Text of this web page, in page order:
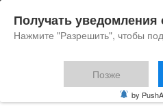
Вышла в свет
Получать уведомления
Нажмите "Разрешить", чтобы
Позже
by